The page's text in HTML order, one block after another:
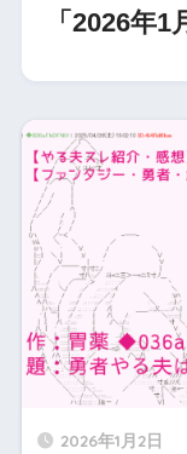
「2026年
2026年1月2日